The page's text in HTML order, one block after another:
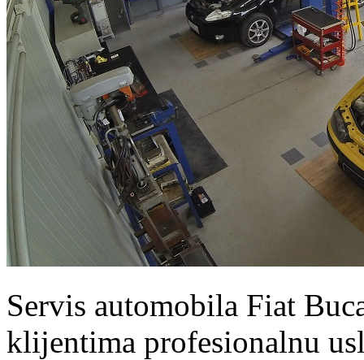
Servis automobila Fiat
klijentima profesionalnu